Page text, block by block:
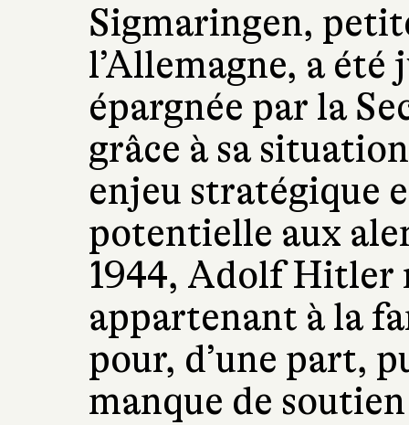
Sigmaringen,
l’Allemagne, a été
épargnée par la
grâce à sa
enjeu stratégique
potentielle aux
1944, Adolf Hitler
appartenant à la
pour, d’une part,
manque de